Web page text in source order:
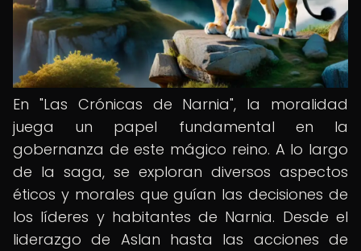
En "Las Crónicas de Narnia", la moralidad
juega un papel fundamental en la
gobernanza de este mágico reino. A lo largo
de la saga, se exploran diversos aspectos
éticos y morales que guían las decisiones de
los líderes y habitantes de Narnia. Desde el
liderazgo de Aslan hasta las acciones de